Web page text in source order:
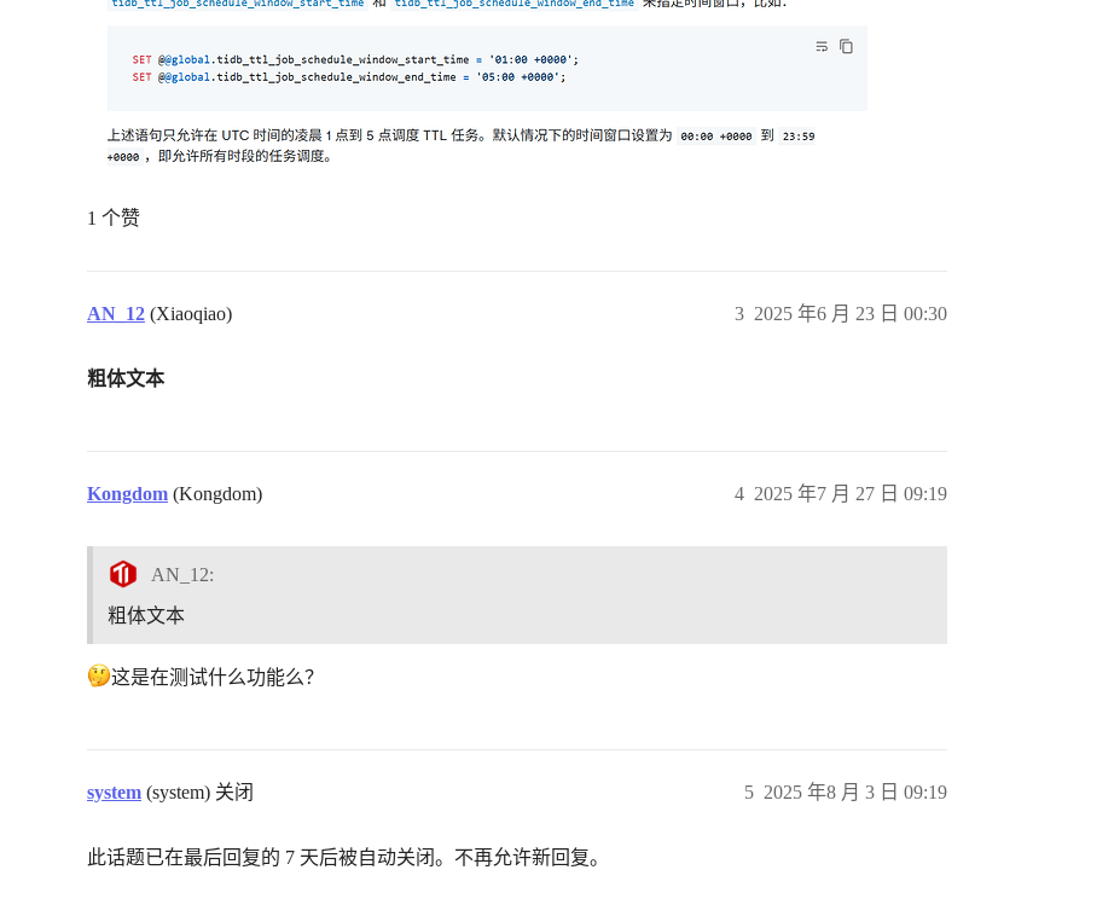
1 个赞
AN_12 (Xiaoqiao) 2025 年6 月 23 日 00:30
3
粗体文本
Kongdom (Kongdom) 2025 年7 月 27 日 09:19
4
AN_12:
粗体文本
这是在测试什么功能么？
system (system) 关闭 2025 年8 月 3 日 09:19
5
此话题已在最后回复的 7 天后被自动关闭。不再允许新回复。